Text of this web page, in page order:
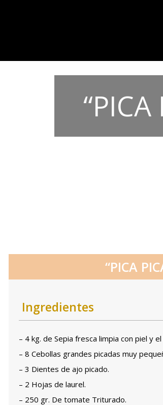
“PICA
“PICA
Ingredientes
– 4 kg. de Sepia fresca limpia con piel y
– 8 Cebollas grandes picadas muy
– 3 Dientes de ajo picado.
– 2 Hojas de laurel.
– 250 gr. De tomate Triturado.